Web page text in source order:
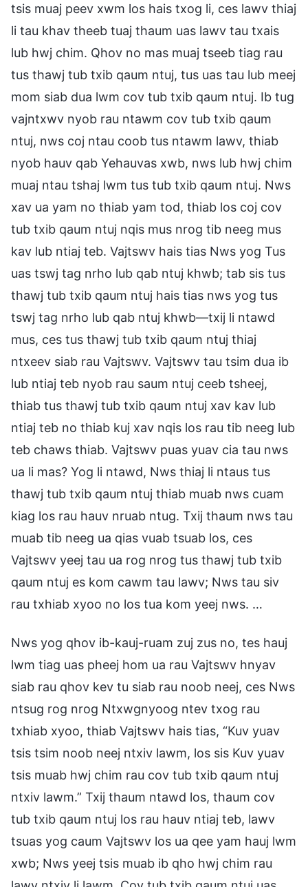
tsis muaj peev xwm los hais txog li, ces lawv thiaj
li tau khav theeb tuaj thaum uas lawv tau txais
lub hwj chim. Qhov no mas muaj tseeb tiag rau
tus thawj tub txib qaum ntuj, tus uas tau lub meej
mom siab dua lwm cov tub txib qaum ntuj. Ib tug
vajntxwv nyob rau ntawm cov tub txib qaum
ntuj, nws coj ntau coob tus ntawm lawv, thiab
nyob hauv qab Yehauvas xwb, nws lub hwj chim
muaj ntau tshaj lwm tus tub txib qaum ntuj. Nws
xav ua yam no thiab yam tod, thiab los coj cov
tub txib qaum ntuj nqis mus nrog tib neeg mus
kav lub ntiaj teb. Vajtswv hais tias Nws yog Tus
uas tswj tag nrho lub qab ntuj khwb; tab sis tus
thawj tub txib qaum ntuj hais tias nws yog tus
tswj tag nrho lub qab ntuj khwb—txij li ntawd
mus, ces tus thawj tub txib qaum ntuj thiaj
ntxeev siab rau Vajtswv. Vajtswv tau tsim dua ib
lub ntiaj teb nyob rau saum ntuj ceeb tsheej,
thiab tus thawj tub txib qaum ntuj xav kav lub
ntiaj teb no thiab kuj xav nqis los rau tib neeg lub
teb chaws thiab. Vajtswv puas yuav cia tau nws
ua li mas? Yog li ntawd, Nws thiaj li ntaus tus
thawj tub txib qaum ntuj thiab muab nws cuam
kiag los rau hauv nruab ntug. Txij thaum nws tau
muab tib neeg ua qias vuab tsuab los, ces
Vajtswv yeej tau ua rog nrog tus thawj tub txib
qaum ntuj es kom cawm tau lawv; Nws tau siv
rau txhiab xyoo no los tua kom yeej nws. …
Nws yog qhov ib-kauj-ruam zuj zus no, tes hauj
lwm tiag uas pheej hom ua rau Vajtswv hnyav
siab rau qhov kev tu siab rau noob neej, ces Nws
ntsug rog nrog Ntxwgnyoog ntev txog rau
txhiab xyoo, thiab Vajtswv hais tias, “Kuv yuav
tsis tsim noob neej ntxiv lawm, los sis Kuv yuav
tsis muab hwj chim rau cov tub txib qaum ntuj
ntxiv lawm.” Txij thaum ntawd los, thaum cov
tub txib qaum ntuj los rau hauv ntiaj teb, lawv
tsuas yog caum Vajtswv los ua qee yam hauj lwm
xwb; Nws yeej tsis muab ib qho hwj chim rau